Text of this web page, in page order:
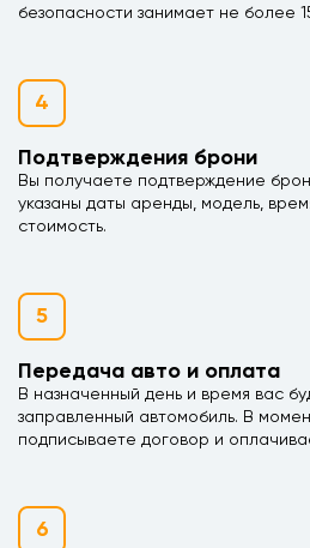
безопасности занимает не более
4
Подтверждения брони
Вы получаете подтверждение
указаны даты аренды, модель,
стоимость.
5
Передача авто и оплата
В назначенный день и время вас
заправленный автомобиль. В
подписываете договор и
6